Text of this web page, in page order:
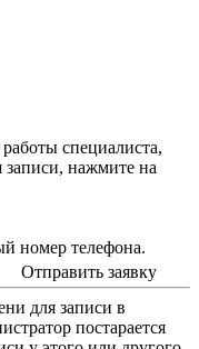
специалиста,
записи, нажмите на
номер телефона.
Отправить заявку
для записи в
постарается